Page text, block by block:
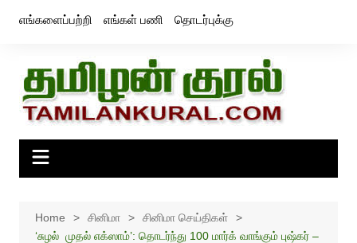
எங்களைப்பற்றி எங்கள் பணி தொடர்புக்கு
Home சினிமா
சினிமா செய்திகள்
‘சுழல் முதல் எக்ஸாம்’: தொடர்ந்து 100 மார்க் வாங்கும் புஷ்கர் –